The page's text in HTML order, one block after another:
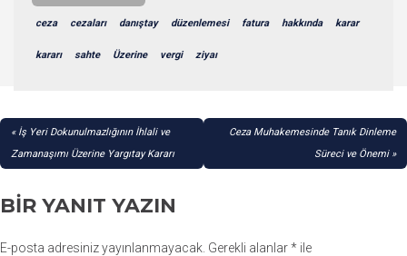
ceza cezaları danıştay düzenlemesi fatura hakkında karar
kararı sahte Üzerine vergi ziyaı
YAZI
GEZINMESI
İş Yeri Dokunulmazlığının İhlali ve
Zamanaşımı Üzerine Yargıtay Kararı
Ceza Muhakemesinde Tanık Dinleme
Süreci ve Önemi
BIR YANIT YAZIN
E-posta adresiniz yayınlanmayacak. Gerekli alanlar* ile